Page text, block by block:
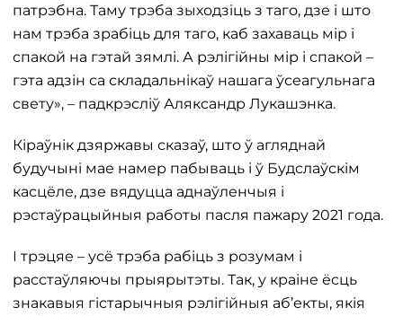
патрэбна. Таму трэба зыходзіць з таго, дзе і што
нам трэба зрабіць для таго, каб захаваць мір і
спакой на гэтай зямлі. А рэлігійны мір і спакой –
гэта адзін са складальнікаў нашага ўсеагульнага
свету», – падкрэсліў Аляксандр Лукашэнка.
Кіраўнік дзяржавы сказаў, што ў агляднай
будучыні мае намер пабываць і ў Будслаўскім
касцёле, дзе вядуцца аднаўленчыя і
рэстаўрацыйныя работы пасля пажару 2021 года.
І трэцяе – усё трэба рабіць з розумам і
расстаўляючы прыярытэты. Так, у краіне ёсць
знакавыя гістарычныя рэлігійныя аб’екты, якія